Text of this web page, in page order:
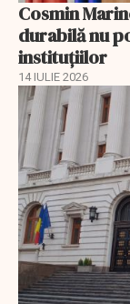
Cosmin
durabilă nu
instituțiilor
14 IULIE 2026
EXCLUSIV